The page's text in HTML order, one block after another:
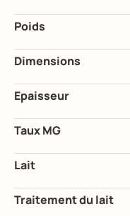
Poids
Dimensions
Epaisseur
Taux MG
Lait
Traitement du lait